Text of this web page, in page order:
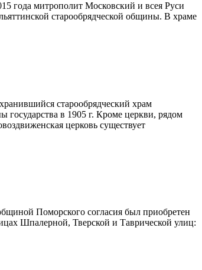
года митрополит Московский и всея Руси
старообрядческой общины. В храме
старообрядческий храм
государства в 1905 г. Кроме церкви, рядом
церковь существует
Поморского согласия был приобретен
Шпалерной, Тверской и Таврической улиц: